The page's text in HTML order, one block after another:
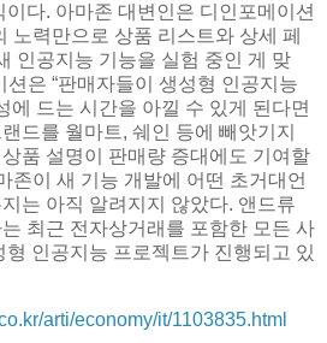
다. 아마존 대변인은 디인포메이션
노력만으로 상품 리스트와 상세 페
인공지능 기능을 실험 중인 게 맞
션은 “판매자들이 생성형 인공지능
에 드는 시간을 아낄 수 있게 된다면
드를 월마트, 쉐인 등에 빼앗기지
품 설명이 판매량 증대에도 기여할
존이 새 기능 개발에 어떤 초거대언
는 아직 알려지지 않았다. 앤드류
최근 전자상거래를 포함한 모든 사
인공지능 프로젝트가 진행되고 있
arti/economy/it/1103835.html